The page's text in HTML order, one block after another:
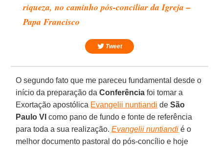
riqueza, no caminho pós-conciliar da Igreja –
Papa Francisco
Tweet
O segundo fato que me pareceu fundamental desde o
início da preparação daConferência foi tomar a
Exortação apostólica Evangelii nuntiandi deSão
Paulo VI como pano de fundo e fonte de referência
para toda a sua realização.Evangelii nuntiandi é o
melhor documento pastoral do pós-concílio e hoje